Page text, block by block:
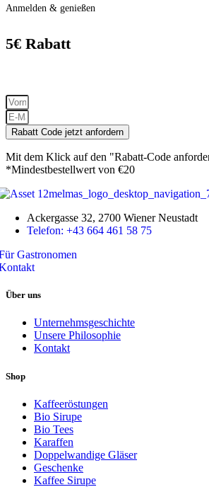
Anmelden & genießen
5€ Rabatt
Rabatt Code jetzt anfordern
Mit dem Klick auf den "Rabatt-Code
*Mindestbestellwert von €20
Ackergasse 32, 2700 Wiener Neustadt
Telefon: +43 664 461 58 75
Gastronomen
Über uns
Unternehmsgeschichte
Unsere Philosophie
Kontakt
Shop
Kaffeeröstungen
Bio Sirupe
Bio Tees
Karaffen
Doppelwandige Gläser
Geschenke
Kaffee Sirupe